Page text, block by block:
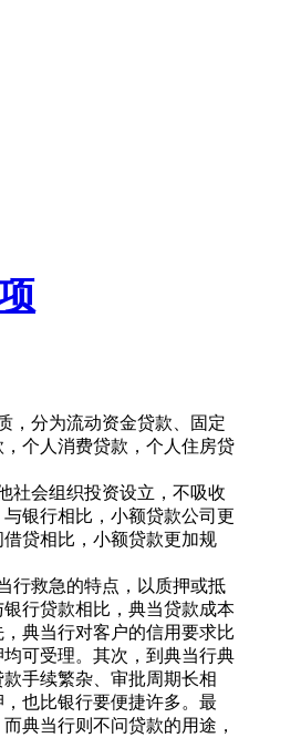
，分为流动资金贷款、固定
个人消费贷款，个人住房贷
社会组织投资设立，不吸收
银行相比，小额贷款公司更
贷相比，小额贷款更加规
行救急的特点，以质押或抵
行贷款相比，典当贷款成本
典当行对客户的信用要求比
可受理。其次，到典当行典
手续繁杂、审批周期长相
也比银行要便捷许多。最
典当行则不问贷款的用途，